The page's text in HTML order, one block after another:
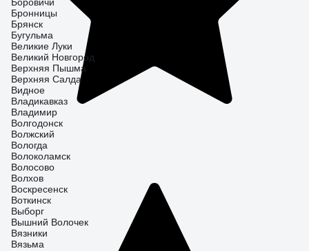
Бронницы
Брянск
Бугульма
Великие Луки
Великий Новгород
Верхняя Пышма
Верхняя Салда
Видное
Владикавказ
Владимир
Волгодонск
Волжский
Вологда
Волоколамск
Волосово
Волхов
Воскресенск
Воткинск
Выборг
Вышний Волочек
Вязники
Вязьма